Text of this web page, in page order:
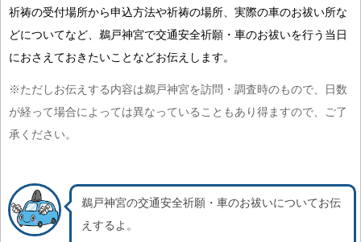
祈祷の受付場所から申込方法や祈祷の場所、実際の車のお祓い所な
どについてなど、鵜戸神宮で交通安全祈願・車のお祓いを行う当日
におさえておきたいことなどお伝えします。
※ただしお伝えする内容は鵜戸神宮を訪問・調査時のもので、日数
が経って場合によっては異なっていることもあり得ますので、ご了
承ください。
鵜戸神宮の交通安全祈願・車のお祓いについてお伝
えするよ。